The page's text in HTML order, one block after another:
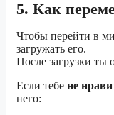
5. Как
Чтобы перейти в
загружать его.
После загрузки ты
Если тебе не
него: